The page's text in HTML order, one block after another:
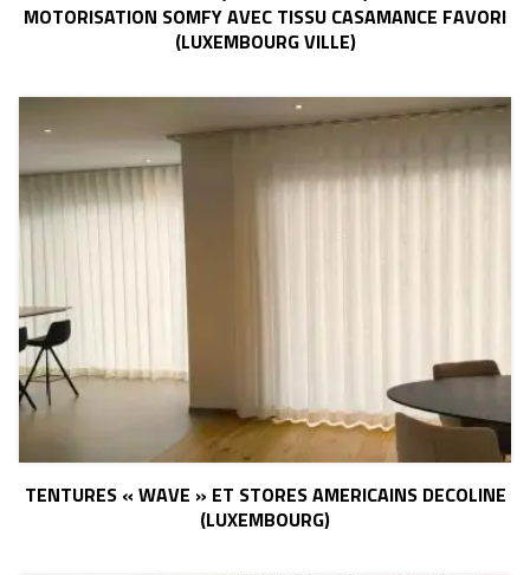
MOTORISATION SOMFY AVEC TISSU CASAMANCE FAVORI
(LUXEMBOURG VILLE)
TENTURES « WAVE » ET STORES AMERICAINS DECOLINE
(LUXEMBOURG)